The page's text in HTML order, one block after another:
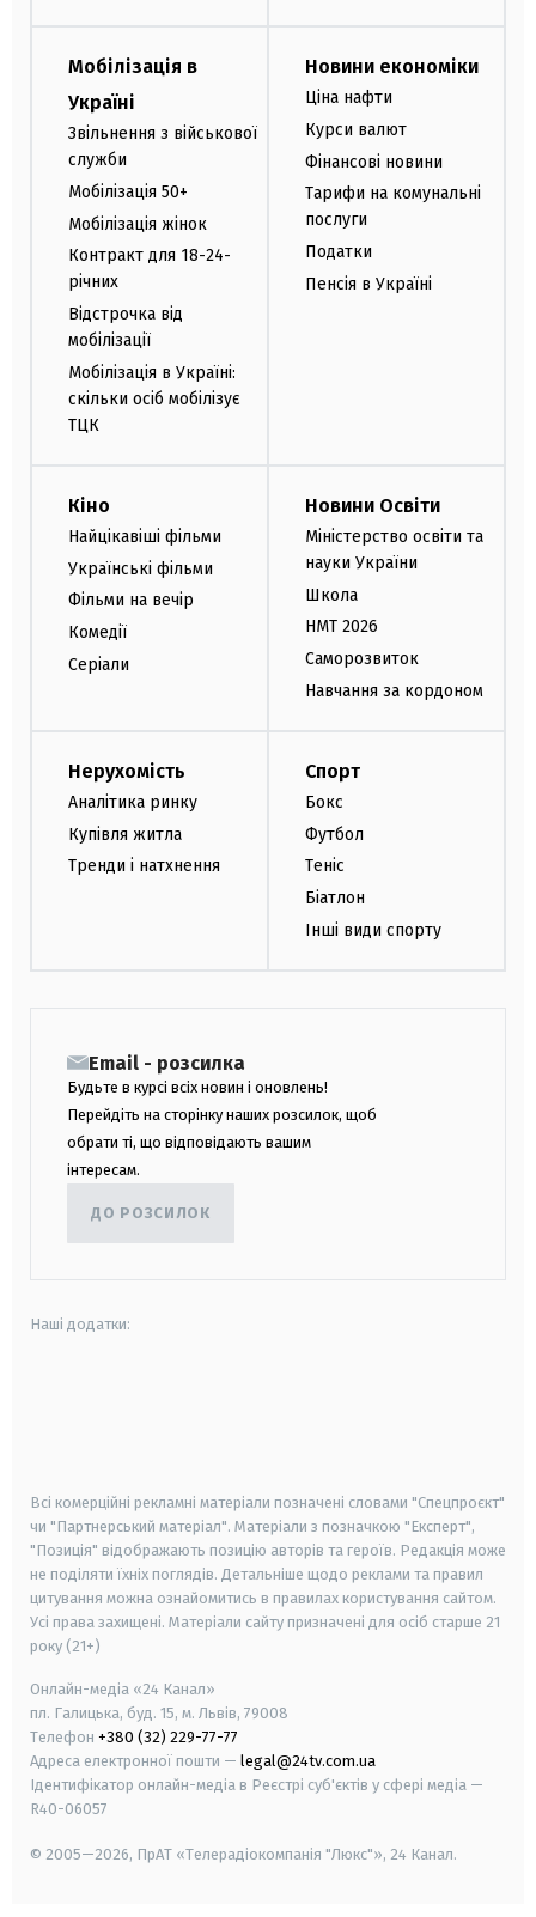
Мобілізація в
Україні
Звільнення з військової
служби
Мобілізація 50+
Мобілізація жінок
Контракт для 18-24-
річних
Відстрочка від
мобілізації
Мобілізація в Україні:
скільки осіб мобілізує
ТЦК
Новини економіки
Ціна нафти
Курси валют
Фінансові новини
Тарифи на комунальні
послуги
Податки
Пенсія в Україні
Кіно
Найцікавіші фільми
Українські фільми
Фільми на вечір
Комедії
Серіали
Новини Освіти
Міністерство освіти та
науки України
Школа
НМТ 2026
Саморозвиток
Навчання за кордоном
Нерухомість
Аналітика ринку
Купівля житла
Тренди і натхнення
Спорт
Бокс
Футбол
Теніс
Біатлон
Інші види спорту
Email - розсилка
Будьте в курсі всіх новин і оновлень!
Перейдіть на сторінку наших розсилок, щоб
обрати ті, що відповідають вашим
інтересам.
ДО РОЗСИЛОК
Наші додатки:
Всі комерційні рекламні матеріали позначені словами "Спецпроєкт"
чи "Партнерський матеріал". Матеріали з позначкою "Експерт",
"Позиція" відображають позицію авторів та героїв. Редакція може
не поділяти їхніх поглядів. Детальніше щодо реклами та правил
цитування можна ознайомитись в правилах користування сайтом.
Усі права захищені. Матеріали сайту призначені для осіб старше 21
року (21+)
Онлайн-медіа «24 Канал»
пл. Галицька, буд. 15, м. Львів, 79008
Телефон +380 (32) 229-77-77
Адреса електронної пошти — legal@24tv.com.ua
Ідентифікатор онлайн-медіа в Реєстрі суб'єктів у сфері медіа —
R40-06057
© 2005—2026, ПрАТ «Телерадіокомпанія "Люкс"», 24 Канал.